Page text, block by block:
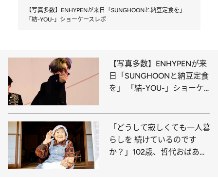
【写真多数】ENHYPENが来日「SUNGHOONと納豆定食を」
「結-YOU-」ショーケースレポ
【写真多数】ENHYPENが来
日「SUNGHOONと納豆定食
を」 「結-YOU-」ショーケ
「どうして寂しくても一人暮
らしを 続けているのです
か？」102歳、哲代おばあち